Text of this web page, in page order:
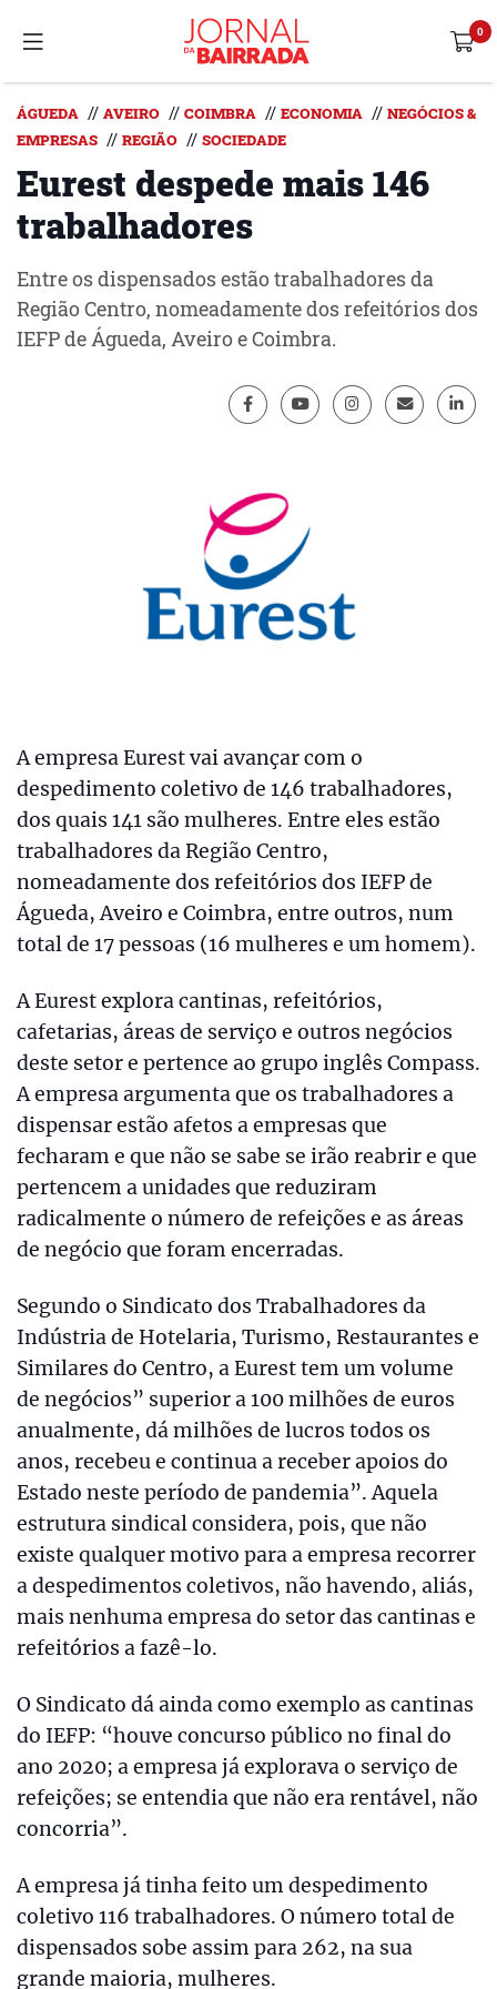
ÁGUEDA // AVEIRO // COIMBRA // ECONOMIA // NEGÓCIOS &
EMPRESAS // REGIÃO // SOCIEDADE
Eurest despede mais 146
trabalhadores
Entre os dispensados estão trabalhadores da
Região Centro, nomeadamente dos refeitórios dos
IEFP de Águeda, Aveiro e Coimbra.
A empresa Eurest vai avançar com o
despedimento coletivo de 146 trabalhadores,
dos quais 141 são mulheres. Entre eles estão
trabalhadores da Região Centro,
nomeadamente dos refeitórios dos IEFP de
Águeda, Aveiro e Coimbra, entre outros, num
total de 17 pessoas (16 mulheres e um homem).
A Eurest explora cantinas, refeitórios,
cafetarias, áreas de serviço e outros negócios
deste setor e pertence ao grupo inglês Compass.
A empresa argumenta que os trabalhadores a
dispensar estão afetos a empresas que
fecharam e que não se sabe se irão reabrir e que
pertencem a unidades que reduziram
radicalmente o número de refeições e as áreas
de negócio que foram encerradas.
Segundo o Sindicato dos Trabalhadores da
Indústria de Hotelaria, Turismo, Restaurantes e
Similares do Centro, a Eurest tem um volume
de negócios” superior a 100 milhões de euros
anualmente, dá milhões de lucros todos os
anos, recebeu e continua a receber apoios do
Estado neste período de pandemia”. Aquela
estrutura sindical considera, pois, que não
existe qualquer motivo para a empresa recorrer
a despedimentos coletivos, não havendo, aliás,
mais nenhuma empresa do setor das cantinas e
refeitórios a fazê-lo.
O Sindicato dá ainda como exemplo as cantinas
do IEFP: “houve concurso público no final do
ano 2020; a empresa já explorava o serviço de
refeições; se entendia que não era rentável, não
concorria”.
A empresa já tinha feito um despedimento
coletivo 116 trabalhadores. O número total de
dispensados sobe assim para 262, na sua
grande maioria, mulheres.